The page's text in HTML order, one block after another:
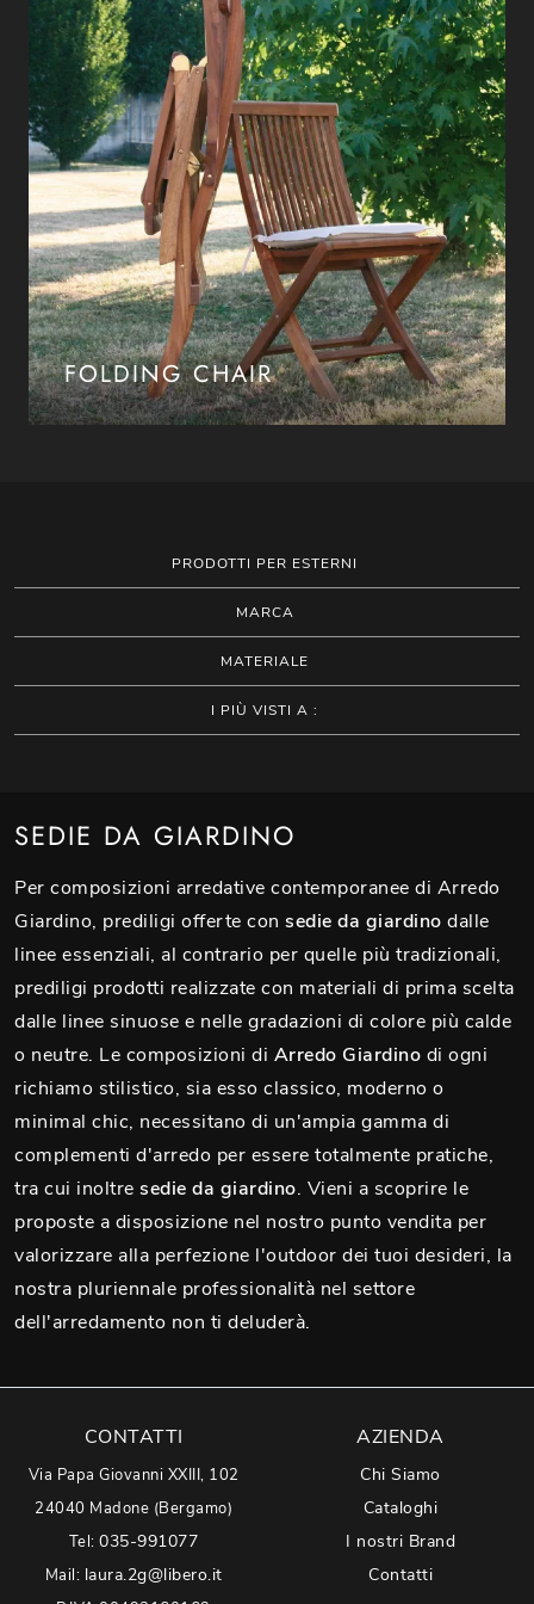
FOLDING CHAIR
PRODOTTI PER ESTERNI
MARCA
MATERIALE
I PIÙ VISTI A :
SEDIE DA GIARDINO
Per composizioni arredative contemporanee di Arredo
Giardino, prediligi offerte con sedie da giardino dalle
linee essenziali, al contrario per quelle più tradizionali,
prediligi prodotti realizzate con materiali di prima scelta
dalle linee sinuose e nelle gradazioni di colore più calde
o neutre. Le composizioni di Arredo Giardino di ogni
richiamo stilistico, sia esso classico, moderno o
minimal chic, necessitano di un'ampia gamma di
complementi d'arredo per essere totalmente pratiche,
tra cui inoltre sedie da giardino. Vieni a scoprire le
proposte a disposizione nel nostro punto vendita per
valorizzare alla perfezione l'outdoor dei tuoi desideri, la
nostra pluriennale professionalità nel settore
dell'arredamento non ti deluderà.
CONTATTI
Via Papa Giovanni XXIII, 102
24040 Madone (Bergamo)
Tel:035-991077
Mail: laura.2g@libero.it
AZIENDA
Chi Siamo
Cataloghi
I nostri Brand
Contatti